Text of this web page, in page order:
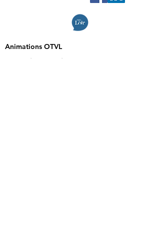
Animations OTVL
Carte interactive